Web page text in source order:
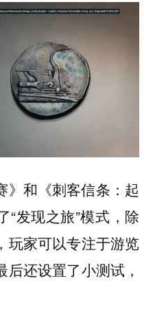
》和《刺客信条：起
“发现之旅”模式，除
玩家可以专注于游览
还设置了小测试，